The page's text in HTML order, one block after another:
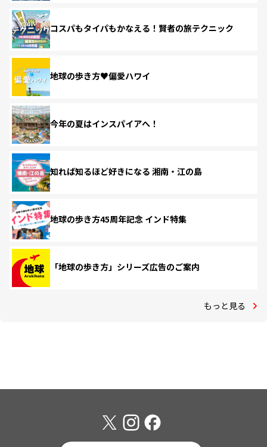
コスパもタイパもかなえる！賢者の旅テクニック
地球の歩き方♥偏愛ハワイ
今年の夏はインスパイアへ！
知れば知るほど好きになる 湘南・江の島
地球の歩き方45周年記念 インド特集
「地球の歩き方」シリーズ広告のご案内
もっと見る